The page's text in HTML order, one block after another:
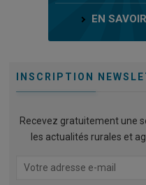
EN
INSCRIPTION
Recevez gratuitement une
les actualités rurales et